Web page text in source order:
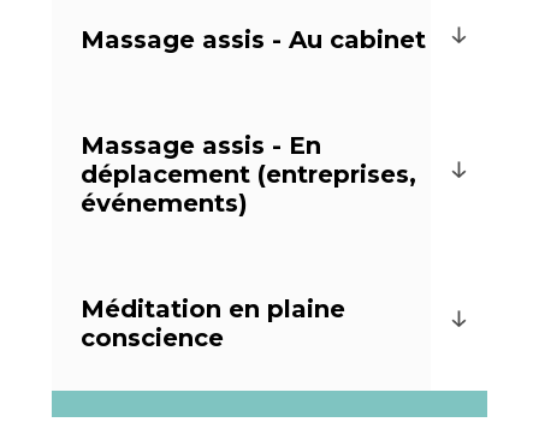
Massage assis - Au cabinet
Massage assis - En
déplacement (entreprises,
événements)
Méditation en plaine
conscience